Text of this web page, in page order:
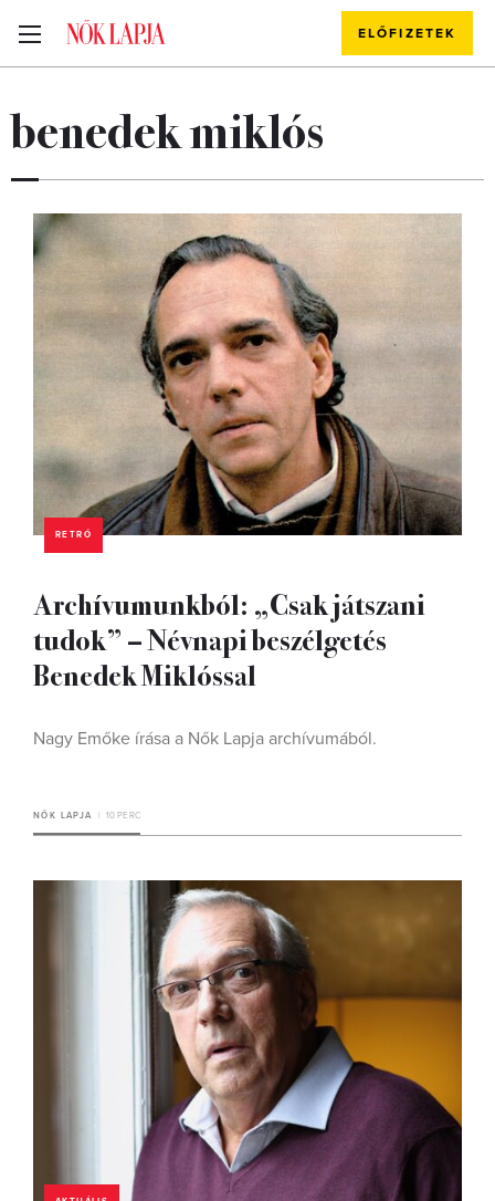
ELŐFIZETEK
benedek miklós
RETRÓ
Archívumunkból: „Csak játszani
tudok” – Névnapi beszélgetés
Benedek Miklóssal
Nagy Emőke írása a Nők Lapja archívumából.
NŐK LAPJA 10 PERC